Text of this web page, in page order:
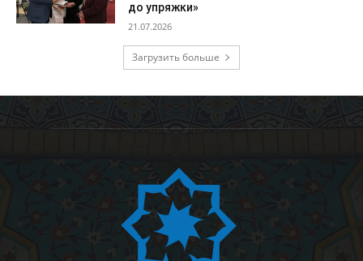
до упряжки»
21.07.2026
Загрузить больше